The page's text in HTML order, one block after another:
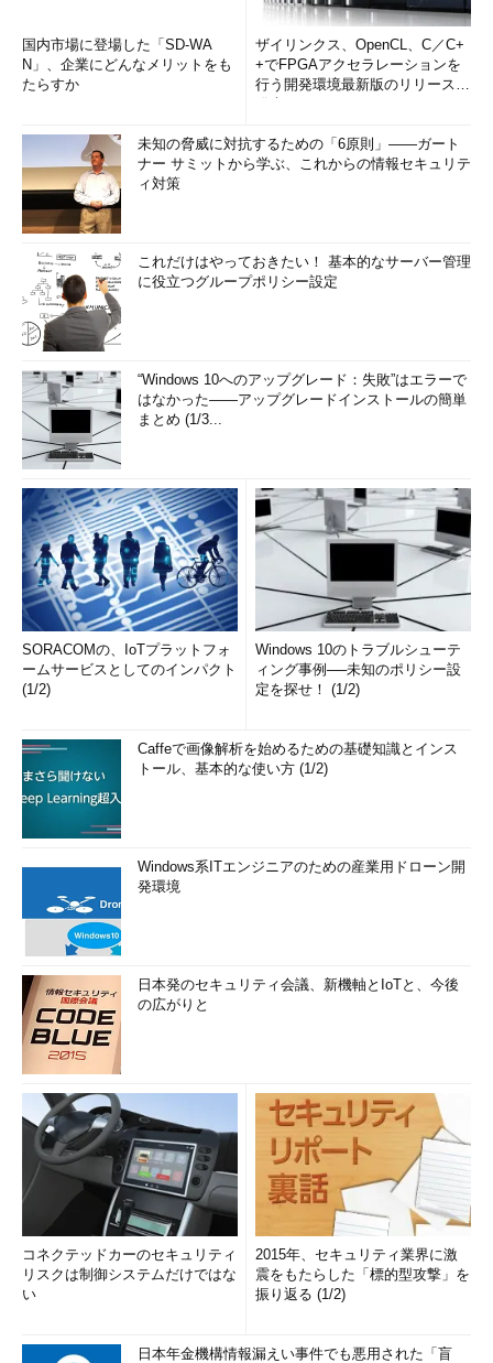
国内市場に登場した「SD-WA
N」、企業にどんなメリットをも
たらすか
ザイリンクス、OpenCL、C／C+
+でFPGAアクセラレーションを
行う開発環境最新版のリリースを
未知の脅威に対抗するための「6原則」――ガート
ナー サミットから学ぶ、これからの情報セキュリテ
ィ対策
これだけはやっておきたい！ 基本的なサーバー管理
に役立つグループポリシー設定
“Windows 10へのアップグレード：失敗”はエラーで
はなかった――アップグレードインストールの簡単
まとめ (1/3...
SORACOMの、IoTプラットフォ
ームサービスとしてのインパクト
(1/2)
Windows 10のトラブルシューテ
ィング事例──未知のポリシー設
定を探せ！ (1/2)
Caffeで画像解析を始めるための基礎知識とインス
トール、基本的な使い方 (1/2)
Windows系ITエンジニアのための産業用ドローン開
発環境
日本発のセキュリティ会議、新機軸とIoTと、今後
の広がりと
コネクテッドカーのセキュリティ
リスクは制御システムだけではな
い
2015年、セキュリティ業界に激
震をもたらした「標的型攻撃」を
振り返る (1/2)
日本年金機構情報漏えい事件でも悪用された「盲